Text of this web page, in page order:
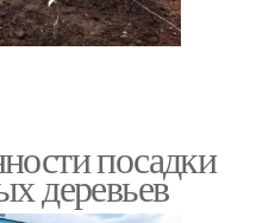
посадки
деревьев